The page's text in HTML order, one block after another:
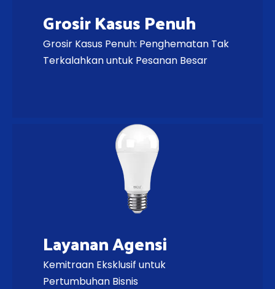
Grosir Kasus Penuh
Grosir Kasus Penuh: Penghematan Tak
Terkalahkan untuk Pesanan Besar
Layanan Agensi
Kemitraan Eksklusif untuk
Pertumbuhan Bisnis